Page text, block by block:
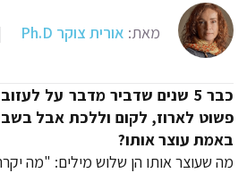
מאת: אורית צוקר Ph.D
כבר 5 שנים שדביר מדבר על
פשוט לארוז, לקום וללכת אבל
באמת עוצר אותו?
מה שעוצר אותו הן שלוש מילים: "מה